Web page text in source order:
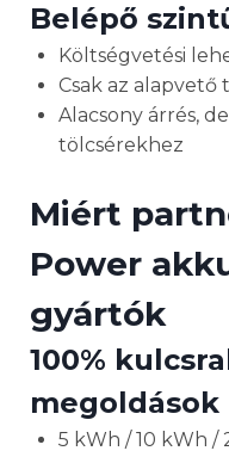
Belépő
Költségvetési
Csak az
Alacsony árrés,
tölcsérekhez
Miért
Power
gyártók
100%
megoldások
5 kWh / 10 kWh /